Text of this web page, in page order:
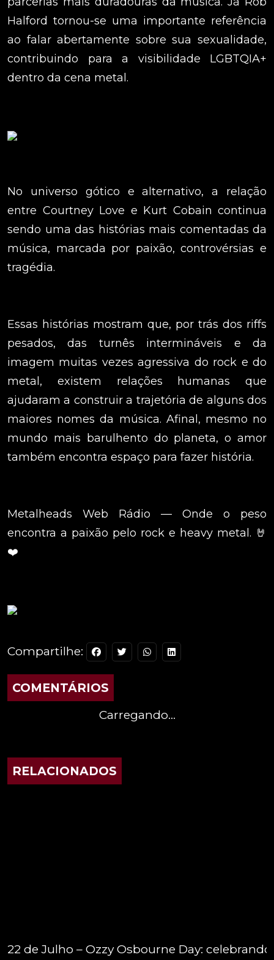
Halford tornou-se uma importante referência
ao falar abertamente sobre sua sexualidade,
contribuindo para a visibilidade LGBTQIA+
dentro da cena metal.
No universo gótico e alternativo, a relação
entre Courtney Love e Kurt Cobain continua
sendo uma das histórias mais comentadas da
música, marcada por paixão, controvérsias e
tragédia.
Essas histórias mostram que, por trás dos riffs
pesados, das turnês intermináveis e da
imagem muitas vezes agressiva do rock e do
metal, existem relações humanas que
ajudaram a construir a trajetória de alguns dos
maiores nomes da música. Afinal, mesmo no
mundo mais barulhento do planeta, o amor
também encontra espaço para fazer história.
Metalheads Web Rádio — Onde o peso
encontra a paixão pelo rock e heavy metal. 🤘
❤️
Compartilhe:
COMENTÁRIOS
Carregando...
RELACIONADOS
22 de Julho – Ozzy Osbourne Day: